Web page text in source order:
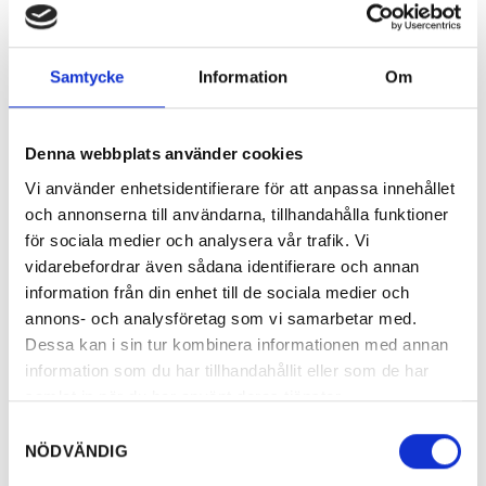
Samtycke Information Om
Denna webbplats använder cookies
Vi använder enhetsidentifierare för att anpassa innehållet
och annonserna till användarna, tillhandahålla funktioner
för sociala medier och analysera vår trafik. Vi
vidarebefordrar även sådana identifierare och annan
information från din enhet till de sociala medier och
annons- och analysföretag som vi samarbetar med.
Dessa kan i sin tur kombinera informationen med annan
information som du har tillhandahållit eller som de har
samlat in när du har använt deras tjänster.
NÖDVÄNDIG
webbplats:
Projekten har finansierats med olika medel
såsom regionala projektstöd, EU-medel och
kommunalt.
Övrig information
Det utfördes grundligt markarbete på
banvallen i form av till exempel
förstärkningar, röjning, skrotupplockning,
byte av trummor med mera innan asfalt
kunde läggas (bredd 3 meter).
platser har man fått dra om sträckor på grund